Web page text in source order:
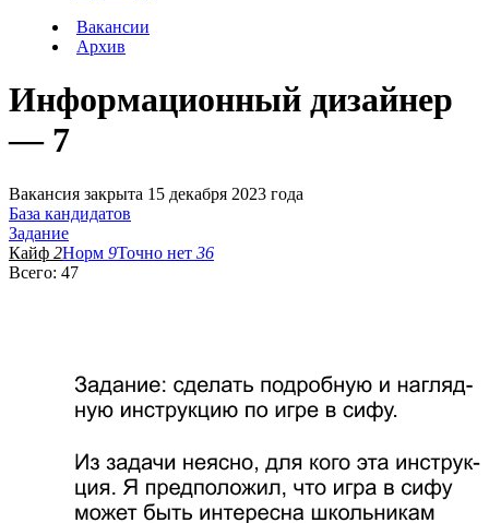
Вакансии
Архив
Информационный дизайнер
— 7
Вакансия закрыта 15 декабря 2023 года
База кандидатов
Задание
Кайф 2Норм 9Точно нет 36
Всего: 47